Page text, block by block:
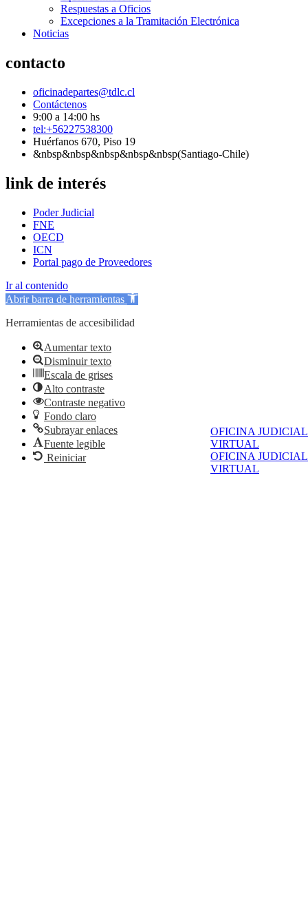
OFICINA JUDICIAL
VIRTUAL
OFICINA JUDICIAL
VIRTUAL
Respuestas a Oficios
Excepciones a la Tramitación Electrónica
Noticias
contacto
oficinadepartes@tdlc.cl
Contáctenos
9:00 a 14:00 hs
tel:+56227538300
Huérfanos 670, Piso 19
&nbsp&nbsp&nbsp&nbsp&nbsp(Santiago-Chile)
link de interés
Poder Judicial
FNE
OECD
ICN
Portal pago de Proveedores
Ir al contenido
Abrir barra de herramientas
Herramientas de accesibilidad
Aumentar texto
Disminuir texto
Escala de grises
Alto contraste
Contraste negativo
Fondo claro
Subrayar enlaces
Fuente legible
Reiniciar